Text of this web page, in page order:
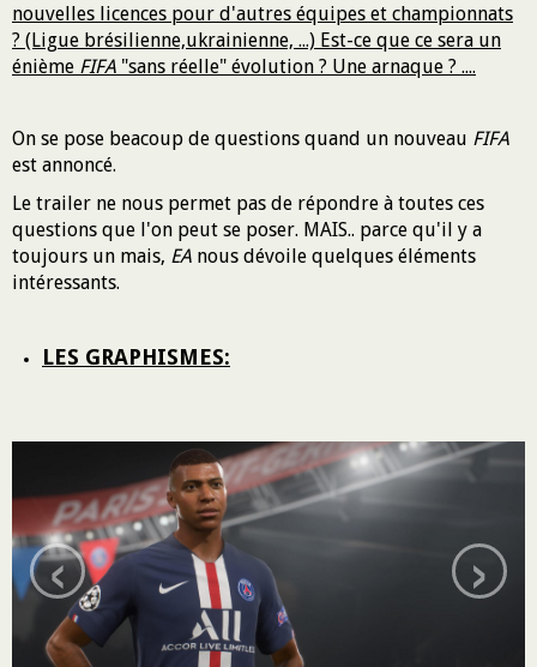
nouvelles licences pour d'autres équipes et championnats
? (Ligue brésilienne,ukrainienne, ...) Est-ce que ce sera un
énième FIFA "sans réelle" évolution ? Une arnaque ? ....
On se pose beacoup de questions quand un nouveau FIFA
est annoncé.
Le trailer ne nous permet pas de répondre à toutes ces
questions que l'on peut se poser. MAIS.. parce qu'il y a
toujours un mais, EA nous dévoile quelques éléments
intéressants.
LES GRAPHISMES:
‹ ›